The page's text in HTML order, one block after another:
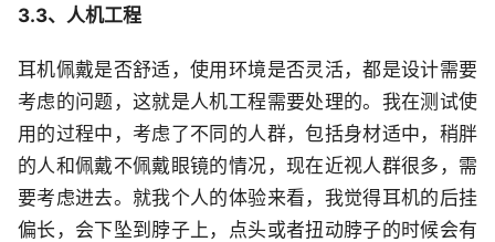
3.3、人机工程
耳机佩戴是否舒适，使用环境是否灵活，都是设计需要
考虑的问题，这就是人机工程需要处理的。我在测试使
用的过程中，考虑了不同的人群，包括身材适中，稍胖
的人和佩戴不佩戴眼镜的情况，现在近视人群很多，需
要考虑进去。就我个人的体验来看，我觉得耳机的后挂
偏长，会下坠到脖子上，点头或者扭动脖子的时候会有